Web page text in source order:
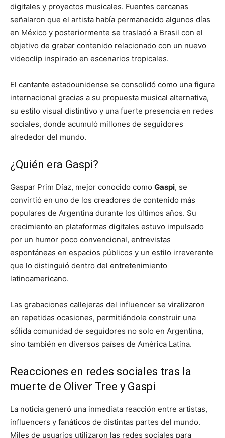
digitales y proyectos musicales. Fuentes cercanas
señalaron que el artista había permanecido algunos días
en México y posteriormente se trasladó a Brasil con el
objetivo de grabar contenido relacionado con un nuevo
videoclip inspirado en escenarios tropicales.
El cantante estadounidense se consolidó como una figura
internacional gracias a su propuesta musical alternativa,
su estilo visual distintivo y una fuerte presencia en redes
sociales, donde acumuló millones de seguidores
alrededor del mundo.
¿Quién era Gaspi?
Gaspar Prim Díaz, mejor conocido como Gaspi, se
convirtió en uno de los creadores de contenido más
populares de Argentina durante los últimos años. Su
crecimiento en plataformas digitales estuvo impulsado
por un humor poco convencional, entrevistas
espontáneas en espacios públicos y un estilo irreverente
que lo distinguió dentro del entretenimiento
latinoamericano.
Las grabaciones callejeras del influencer se viralizaron
en repetidas ocasiones, permitiéndole construir una
sólida comunidad de seguidores no solo en Argentina,
sino también en diversos países de América Latina.
Reacciones en redes sociales tras la
muerte de Oliver Tree y Gaspi
La noticia generó una inmediata reacción entre artistas,
influencers y fanáticos de distintas partes del mundo.
Miles de usuarios utilizaron las redes sociales para